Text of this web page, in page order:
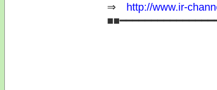
⇒ http://www.ir-